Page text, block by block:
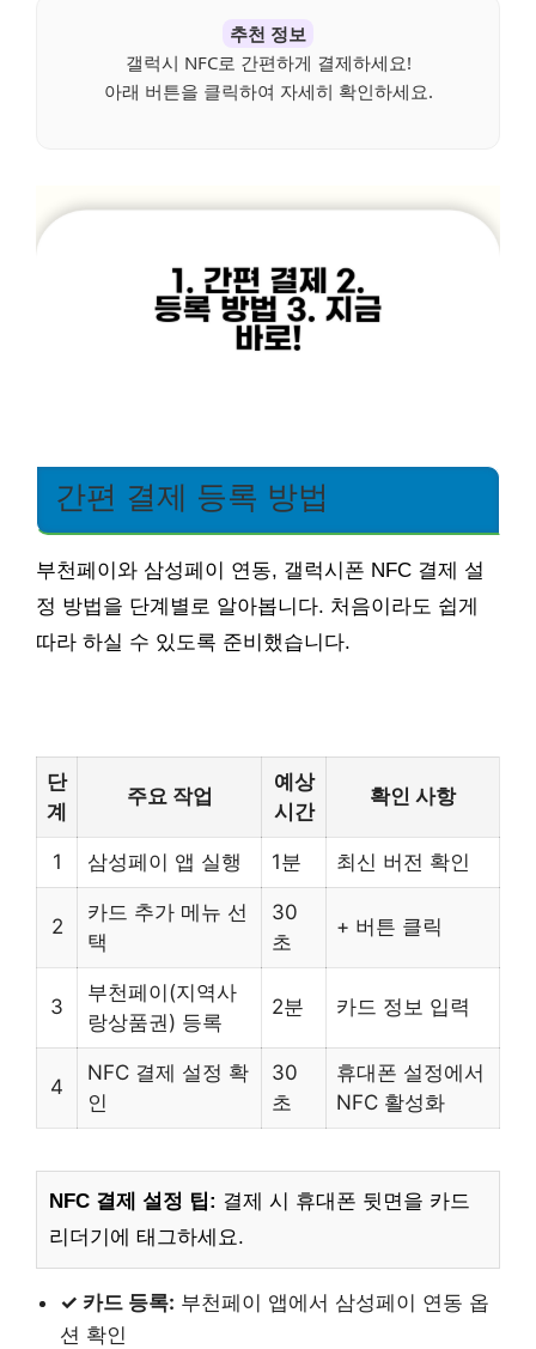
추천 정보
갤럭시 NFC로 간편하게 결제하세요!
아래 버튼을 클릭하여 자세히 확인하세요.
간편 결제 등록 방법
부천페이와 삼성페이 연동, 갤럭시폰 NFC 결제 설
정 방법을 단계별로 알아봅니다. 처음이라도 쉽게
따라 하실 수 있도록 준비했습니다.
단
계
주요 작업
예상
시간
확인 사항
1 삼성페이 앱 실행 1분 최신 버전 확인
2
카드 추가 메뉴 선
택
30
초
+ 버튼 클릭
3
부천페이(지역사
랑상품권) 등록
2분 카드 정보 입력
4
NFC 결제 설정 확
인
30
초
휴대폰 설정에서
NFC 활성화
NFC 결제 설정 팁: 결제 시 휴대폰 뒷면을 카드
리더기에 태그하세요.
✓ 카드 등록: 부천페이 앱에서 삼성페이 연동 옵
션 확인